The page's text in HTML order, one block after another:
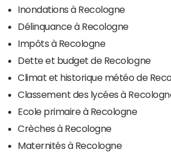
Inondations à Recologne
Délinquance à Recologne
Impôts à Recologne
Dette et budget de Recologne
Climat et historique météo de
Classement des lycées à
Ecole primaire à Recologne
Crèches à Recologne
Maternités à Recologne